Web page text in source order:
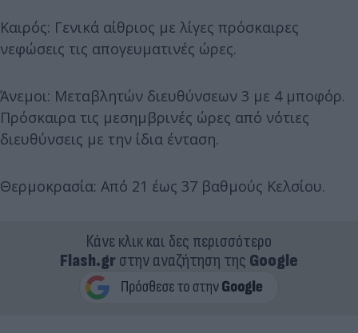
Καιρός: Γενικά αίθριος με λίγες πρόσκαιρες
νεφώσεις τις απογευματινές ώρες.
Άνεμοι: Μεταβλητών διευθύνσεων 3 με 4 μποφόρ.
Πρόσκαιρα τις μεσημβρινές ώρες από νότιες
διευθύνσεις με την ίδια ένταση.
Θερμοκρασία: Από 21 έως 37 βαθμούς Κελσίου.
Κάνε κλικ και δες περισσότερο
Flash.grστην αναζήτηση της Google